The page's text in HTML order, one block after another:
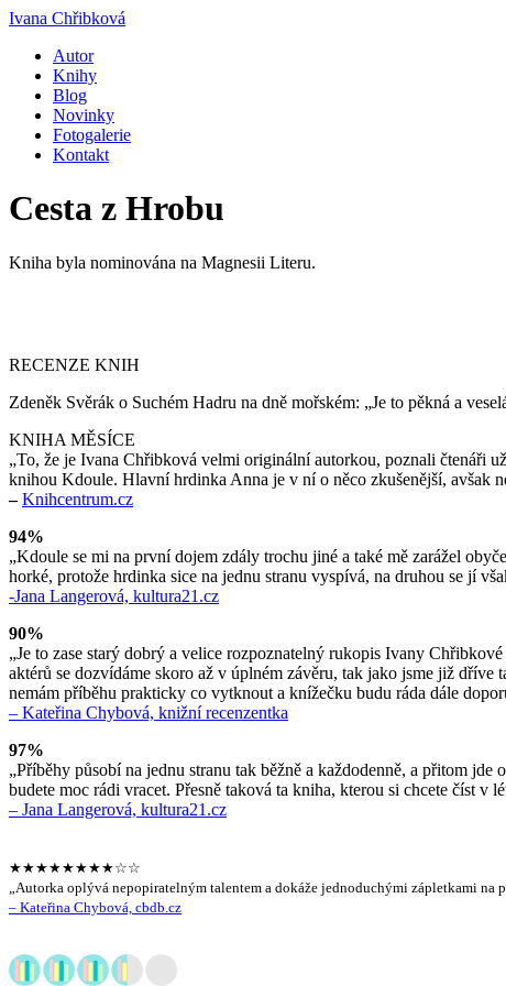
Ivana Chřibková
Autor
Knihy
Blog
Novinky
Fotogalerie
Kontakt
Cesta z Hrobu
Kniha byla nominována na Magnesii Literu.
RECENZE KNIH
Zdeněk Svěrák o Suchém Hadru na dně mořském: „Je to pěkná a
KNIHA MĚSÍCE
„To, že je Ivana Chřibková velmi originální autorkou, poznali čtenáři
knihou Kdoule. Hlavní hrdinka Anna je v ní o něco zkušenější, avšak
–Knihcentrum.cz
94%
„Kdoule se mi na první dojem zdály trochu jiné a také mě zarážel
horké, protože hrdinka sice na jednu stranu vyspívá, na druhou se jí
-Jana Langerová, kultura21.cz
90%
„Je to zase starý dobrý a velice rozpoznatelný rukopis Ivany
aktérů se dozvídáme skoro až v úplném závěru, tak jako jsme již
nemám příběhu prakticky co vytknout a knížečku budu ráda dále
– Kateřina Chybová, knižní recenzentka
97%
„Příběhy působí na jednu stranu tak běžně a každodenně, a přitom
budete moc rádi vracet. Přesně taková ta kniha, kterou si chcete číst
– Jana Langerová, kultura21.cz
★★★★★★★★☆☆
„Autorka oplývá nepopiratelným talentem a dokáže jednoduchými zápletkami
– Kateřina Chybová, cbdb.cz